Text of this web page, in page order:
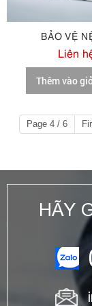
BẢO VỆ
Liên
Thêm vào
Page 4 / 6
HÃY